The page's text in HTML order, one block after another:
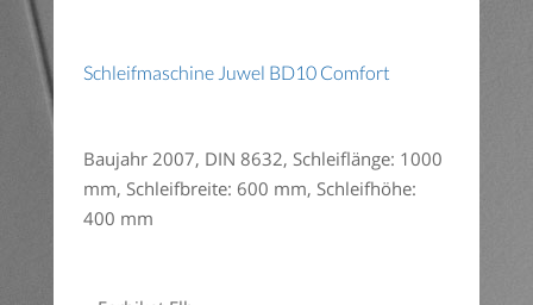
Schleifmaschine Juwel BD10 Comfort
Baujahr 2007, DIN 8632, Schleiflänge: 1000
mm, Schleifbreite: 600 mm, Schleifhöhe:
400 mm